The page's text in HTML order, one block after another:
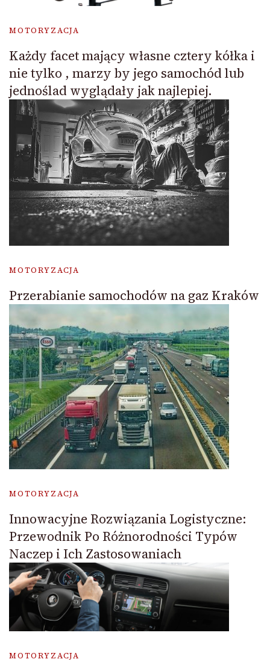
MOTORYZACJA
Każdy facet mający własne cztery kółka i
nie tylko , marzy by jego samochód lub
jednoślad wyglądały jak najlepiej.
MOTORYZACJA
Przerabianie samochodów na gaz Kraków
MOTORYZACJA
Innowacyjne Rozwiązania Logistyczne:
Przewodnik Po Różnorodności Typów
Naczep i Ich Zastosowaniach
MOTORYZACJA